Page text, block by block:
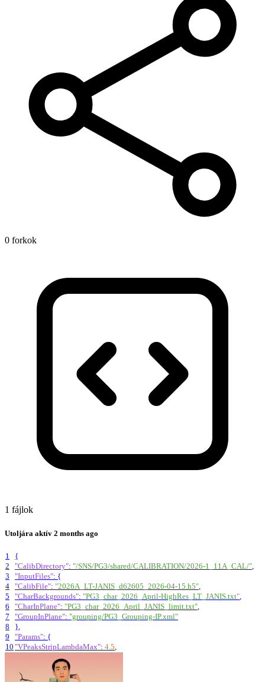
0 forkok
1 fájlok
Utoljára aktív 2 months ago
1
{
2
"CalibDirectory": "/SNS/PG3/shared/CALIBRATION/2026-1_11A_CAL/"
3
"InputFiles": {
4
"CalibFile": "2026A_LT-JANIS_d62605_2026-04-15.h5"
5
"CharBackgrounds": "PG3_char_2026_April-HighRes_LT_JANIS.txt"
6
"CharInPlane": "PG3_char_2026_April_JANIS_limit.txt"
7
"GroupInPlane": "grouping/PG3_Grouping-IP.xml"
8
}
9
"Params": {
10 "VPeaksStripLambdaMax": 4.5